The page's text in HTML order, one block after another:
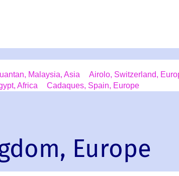
Malaysia, Asia Airolo, Switzerland,
Africa Cadaques, Spain, Europe
Europe